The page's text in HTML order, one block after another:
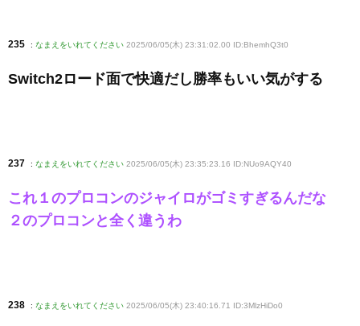
235 : なまえをいれてください 2025/06/05(木) 23:31:02.00 ID:BhemhQ3t0
Switch2ロード面で快適だし勝率もいい気がする
237 : なまえをいれてください 2025/06/05(木) 23:35:23.16 ID:NUo9AQY40
これ１のプロコンのジャイロがゴミすぎるんだな
２のプロコンと全く違うわ
238 : なまえをいれてください 2025/06/05(木) 23:40:16.71 ID:3MlzHiDo0